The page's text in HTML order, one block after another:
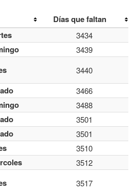
Días que faltan
3434
3439
3440
3466
3488
3501
3501
3510
3512
3517